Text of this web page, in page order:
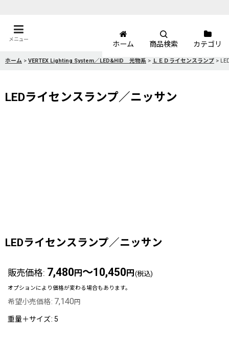
メニュー
ホーム 商品検索 カテゴリ
ホーム > VERTEX Lighting System／LED&HID 光物系 > ＬＥＤライセンスランプ >
LEDライセンスランプ／ニッサン
LEDライセンスランプ／ニッサン
販売価格: 7,480 円 ～10,450 円 (税込)
オプションにより価格が変わる場合もあります。
希望小売価格: 7,140 円
重量＋サイズ: 5